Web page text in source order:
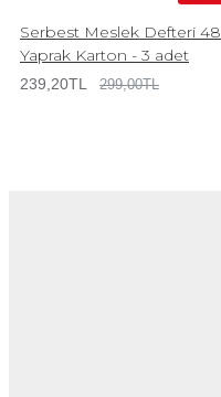
Serbest Meslek Defteri 48
Yaprak Karton - 3 adet
239,20TL 299,00TL